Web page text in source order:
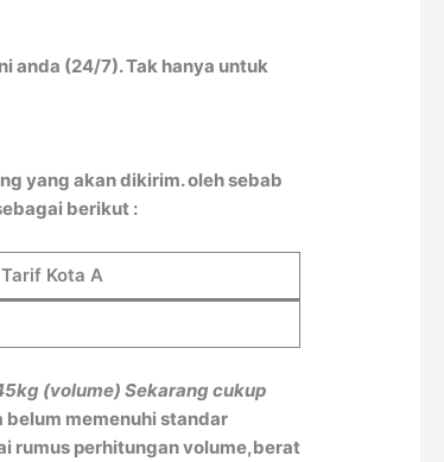
anda (24/7). Tak hanya untuk
yang akan dikirim. oleh sebab
berikut :
Tarif Kota A
(volume) Sekarang cukup
belum memenuhi standar
rumus perhitungan volume,berat